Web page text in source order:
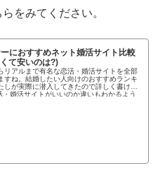
をみてください。
におすすめネット婚活サイト比較
て安いのは?)
リアルまで有名な恋活・婚活サイトを全部
すね。結婚したい人向けのおすすめランキ
しが実際に潜入してきたので詳しく書けま